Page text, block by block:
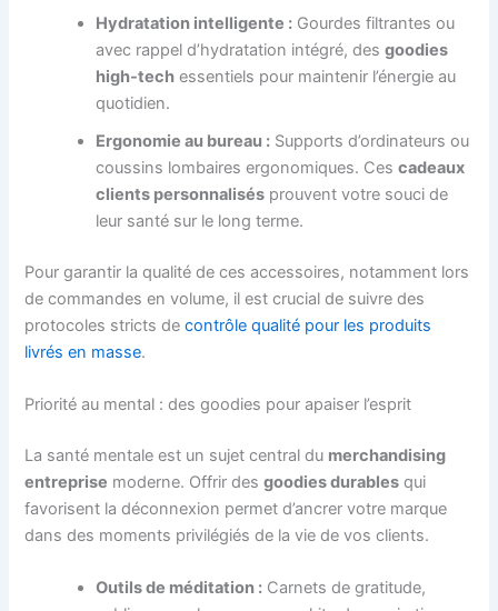
Hydratation intelligente : Gourdes filtrantes ou
avec rappel d’hydratation intégré, desgoodies
high-tech essentiels pour maintenir l’énergie au
quotidien.
Ergonomie au bureau : Supports d’ordinateurs ou
coussins lombaires ergonomiques. Cescadeaux
clients personnalisés prouvent votre souci de
leur santé sur le long terme.
Pour garantir la qualité de ces accessoires, notamment lors
de commandes en volume, il est crucial de suivre des
protocoles stricts decontrôle qualité pour les produits
livrés en masse.
Priorité au mental : des goodies pour apaiser l’esprit
La santé mentale est un sujet central du merchandising
entreprise moderne. Offrir desgoodies durables qui
favorisent la déconnexion permet d’ancrer votre marque
dans des moments privilégiés de la vie de vos clients.
Outils de méditation : Carnets de gratitude,